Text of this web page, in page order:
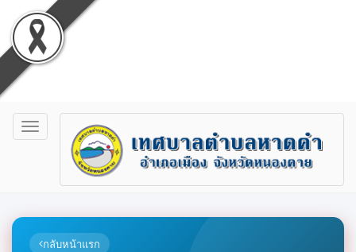
Toggle
navigation
กลับหน้าแรก